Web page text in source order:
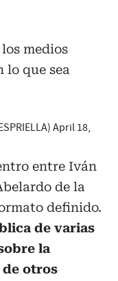
medios
lo que sea
April 18,
entre Iván
de la
definido.
de varias
la
otros